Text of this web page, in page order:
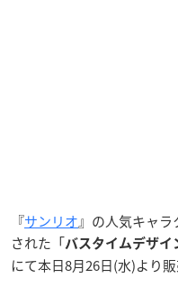
『サンリオ』の人気キャラ
された「バスタイムデザイ
にて本日8月26日(水)より販